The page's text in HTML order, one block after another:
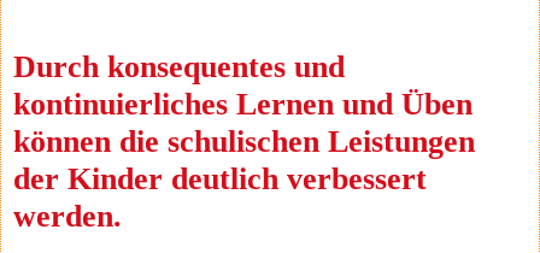
Durch konsequentes und
kontinuierliches Lernen und Üben
können die schulischen Leistungen
der Kinder deutlich verbessert
werden.